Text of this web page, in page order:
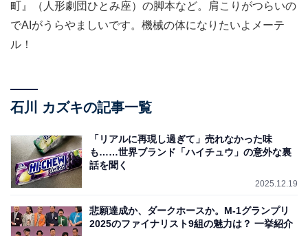
町』（人形劇団ひとみ座）の脚本など。肩こりがつらいの
でAIがうらやましいです。機械の体になりたいよメーテ
ル！
石川 カズキの記事一覧
「リアルに再現し過ぎて」売れなかった味
も……世界ブランド「ハイチュウ」の意外な裏
話を聞く
2025.12.19
悲願達成か、ダークホースか。M-1グランプリ
2025のファイナリスト9組の魅力は？ 一挙紹介